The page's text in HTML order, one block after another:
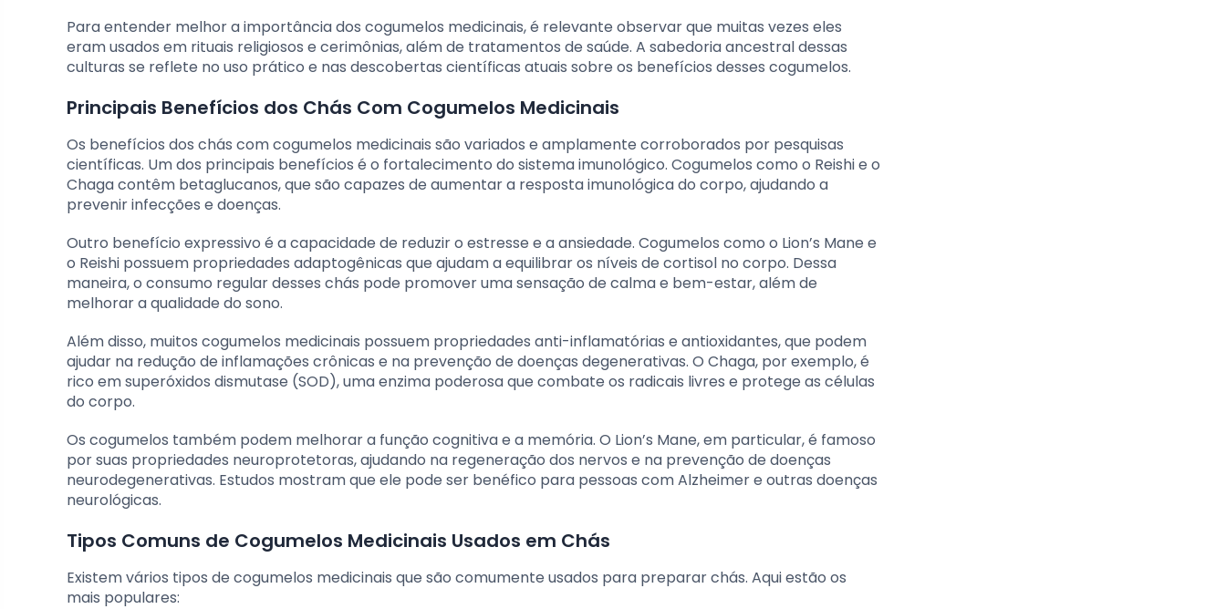
Para entender melhor a importância dos cogumelos medicinais, é relevante observar que muitas vezes eles
eram usados em rituais religiosos e cerimônias, além de tratamentos de saúde. A sabedoria ancestral dessas
culturas se reflete no uso prático e nas descobertas científicas atuais sobre os benefícios desses cogumelos.
Principais Benefícios dos Chás Com Cogumelos Medicinais
Os benefícios dos chás com cogumelos medicinais são variados e amplamente corroborados por pesquisas
científicas. Um dos principais benefícios é o fortalecimento do sistema imunológico. Cogumelos como o Reishi e o
Chaga contêm betaglucanos, que são capazes de aumentar a resposta imunológica do corpo, ajudando a
prevenir infecções e doenças.
Outro benefício expressivo é a capacidade de reduzir o estresse e a ansiedade. Cogumelos como o Lion’s Mane e
o Reishi possuem propriedades adaptogênicas que ajudam a equilibrar os níveis de cortisol no corpo. Dessa
maneira, o consumo regular desses chás pode promover uma sensação de calma e bem-estar, além de
melhorar a qualidade do sono.
Além disso, muitos cogumelos medicinais possuem propriedades anti-inflamatórias e antioxidantes, que podem
ajudar na redução de inflamações crônicas e na prevenção de doenças degenerativas. O Chaga, por exemplo, é
rico em superóxidos dismutase (SOD), uma enzima poderosa que combate os radicais livres e protege as células
do corpo.
Os cogumelos também podem melhorar a função cognitiva e a memória. O Lion’s Mane, em particular, é famoso
por suas propriedades neuroprotetoras, ajudando na regeneração dos nervos e na prevenção de doenças
neurodegenerativas. Estudos mostram que ele pode ser benéfico para pessoas com Alzheimer e outras doenças
neurológicas.
Tipos Comuns de Cogumelos Medicinais Usados em Chás
Existem vários tipos de cogumelos medicinais que são comumente usados para preparar chás. Aqui estão os
mais populares: